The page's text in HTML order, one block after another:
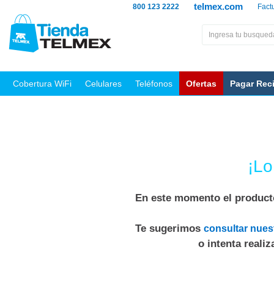
telmex.com
800 123 2222
Cobertura WiFi Celulares Teléfonos Ofertas Pagar
En este momento el
Te sugerimos consultar
o intenta